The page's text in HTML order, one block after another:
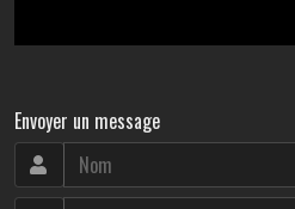
Envoyer un message